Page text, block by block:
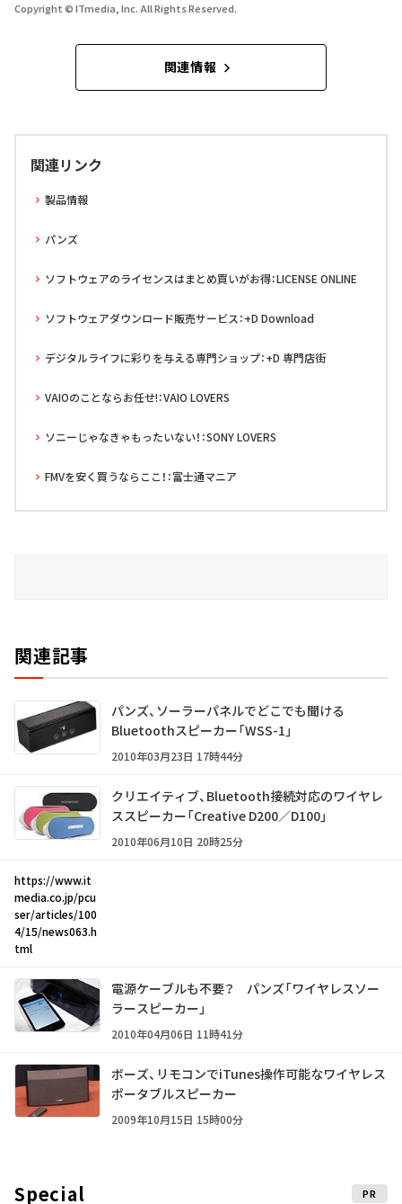
Copyright © ITmedia, Inc. All Rights Reserved.
関連情報
関連リンク
製品情報
パンズ
ソフトウェアのライセンスはまとめ買いがお得：LICENSE ONLINE
ソフトウェアダウンロード販売サービス：+D Download
デジタルライフに彩りを与える専門ショップ：+D 専門店街
VAIOのことならお任せ!：VAIO LOVERS
ソニーじゃなきゃもったいない！：SONY LOVERS
FMVを安く買うならここ！：富士通マニア
関連記事
パンズ、ソーラーパネルでどこでも聞ける
Bluetoothスピーカー「WSS-1」
2010年03月23日 17時44分
クリエイティブ、Bluetooth接続対応のワイヤレ
ススピーカー「Creative D200／D100」
2010年06月10日 20時25分
https://www.it
media.co.jp/pcu
ser/articles/100
4/15/news063.h
tml
電源ケーブルも不要？ パンズ「ワイヤレスソー
ラースピーカー」
2010年04月06日 11時41分
ボーズ、リモコンでiTunes操作可能なワイヤレス
ポータブルスピーカー
2009年10月15日 15時00分
Special PR